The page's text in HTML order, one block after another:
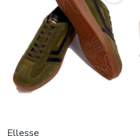
Ellesse